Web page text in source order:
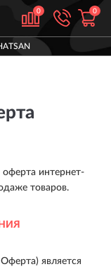
0 0
интернет-
товаров.
является